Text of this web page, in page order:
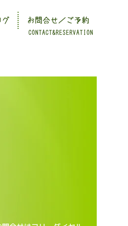
CONTACT&RESERVATION
グ お問合せ／ご予約